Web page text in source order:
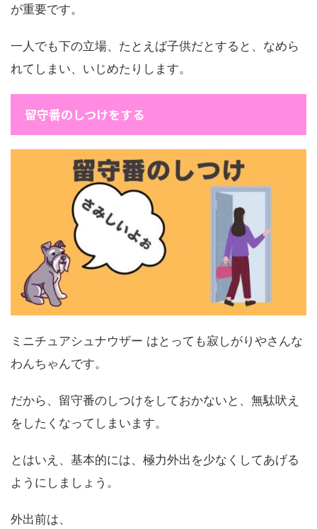
が重要です。
一人でも下の立場、たとえば子供だとすると、なめら
れてしまい、いじめたりします。
留守番のしつけをする
ミニチュアシュナウザー はとっても寂しがりやさんな
わんちゃんです。
だから、留守番のしつけをしておかないと、無駄吠え
をしたくなってしまいます。
とはいえ、基本的には、極力外出を少なくしてあげる
ようにしましょう。
外出前は、